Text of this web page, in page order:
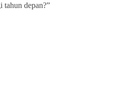
depan?”